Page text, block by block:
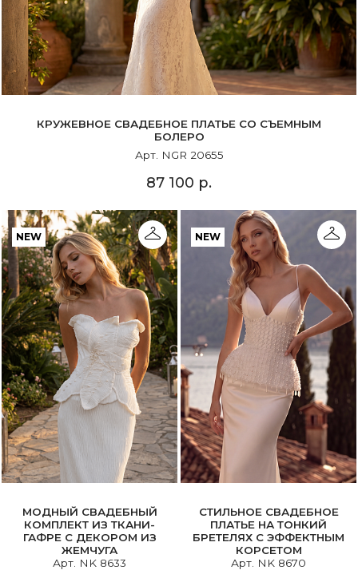
КРУЖЕВНОЕ СВАДЕБНОЕ ПЛАТЬЕ СО СЪЕМНЫМ
БОЛЕРО
Арт. NGR 20655
87 100 р.
NEW
МОДНЫЙ СВАДЕБНЫЙ
КОМПЛЕКТ ИЗ ТКАНИ-
ГАФРЕ С ДЕКОРОМ ИЗ
ЖЕМЧУГА
Арт. NK 8633
NEW
СТИЛЬНОЕ СВАДЕБНОЕ
ПЛАТЬЕ НА ТОНКИЙ
БРЕТЕЛЯХ С ЭФФЕКТНЫМ
КОРСЕТОМ
Арт. NK 8670